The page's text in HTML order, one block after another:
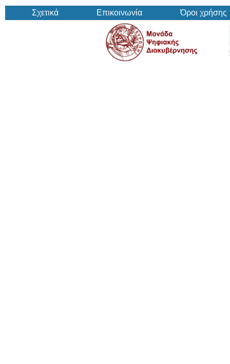
Σχετικά Επικοινωνία Όροι χρήσης